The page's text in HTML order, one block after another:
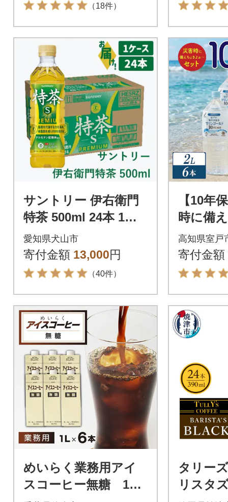
（18件）
サントリー 伊右衛門
特茶 500ml 24本 1ケ
ース
愛知県犬山市
寄付金額 13,000円
（40件）
【10年
時に備
～セッ
高知県室戸
寄付金額
めいらく業務用アイ
スコーヒー無糖 1L×
タリー
リスタ